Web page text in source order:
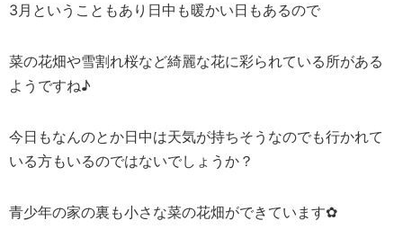
3月ということもあり日中も暖かい日もあるので
菜の花畑や雪割れ桜など綺麗な花に彩られている所がある
ようですね♪
今日もなんのとか日中は天気が持ちそうなのでも行かれて
いる方もいるのではないでしょうか？
青少年の家の裏も小さな菜の花畑ができています✿